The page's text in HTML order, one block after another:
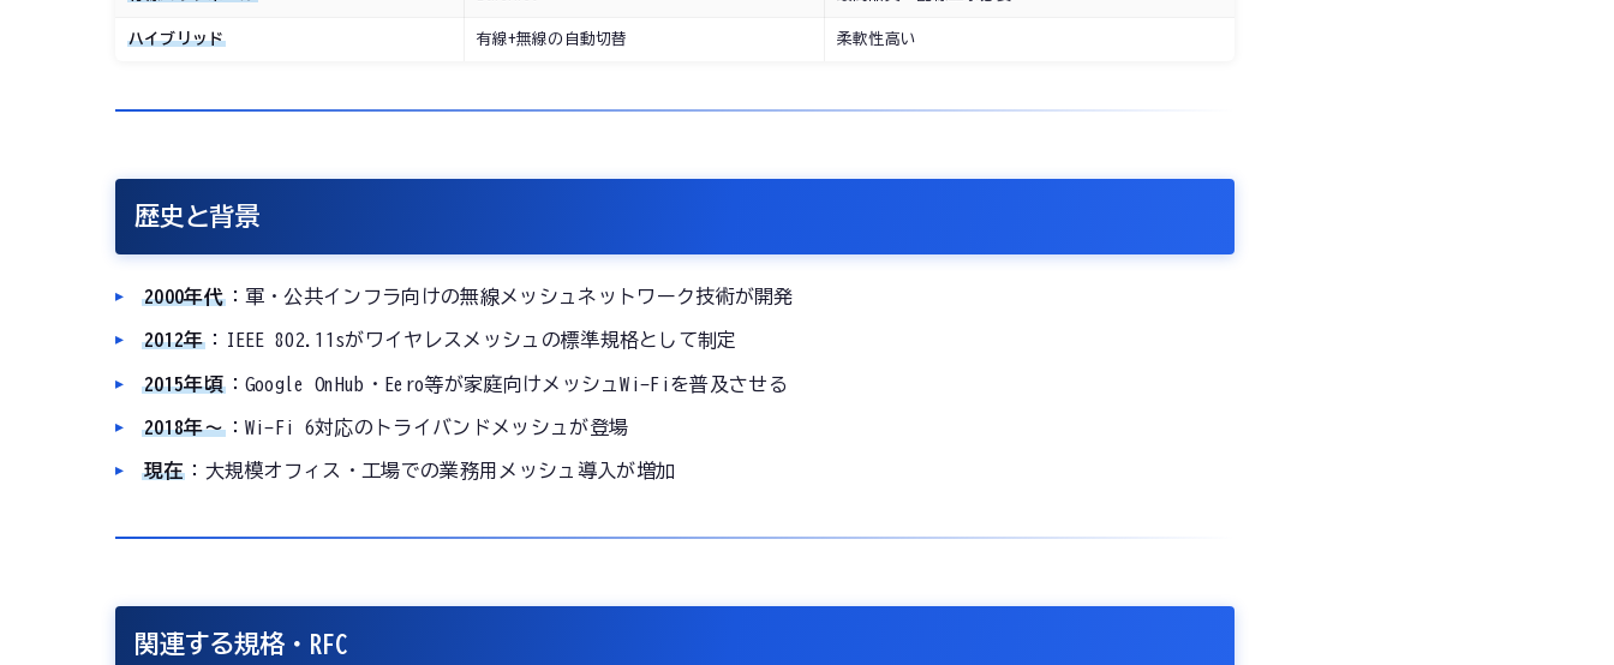
ハイブリッド 有線+無線の自動切替 柔軟性高い
歴史と背景
2000年代：軍・公共インフラ向けの無線メッシュネットワーク技術が開発
2012年 ：IEEE 802.11sがワイヤレスメッシュの標準規格として制定
2015年頃：Google OnHub・Eero等が家庭向けメッシュWi-Fiを普及させる
2018年〜：Wi-Fi 6対応のトライバンドメッシュが登場
現在 ：大規模オフィス・工場での業務用メッシュ導入が増加
関連する規格・RFC